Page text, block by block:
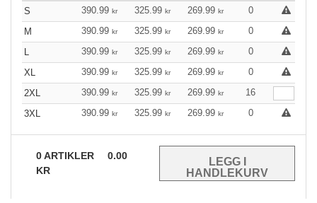
S 390.99 kr 325.99 kr 269.99 kr
0
M
390.99 kr 325.99 kr 269.99 kr
0
L
390.99 kr 325.99 kr 269.99 kr
0
XL
390.99 kr 325.99 kr 269.99 kr
0
2XL
390.99 kr 325.99 kr 269.99 kr
16
3XL
390.99 kr 325.99 kr 269.99 kr 0
0ARTIKLER
0.00
KR